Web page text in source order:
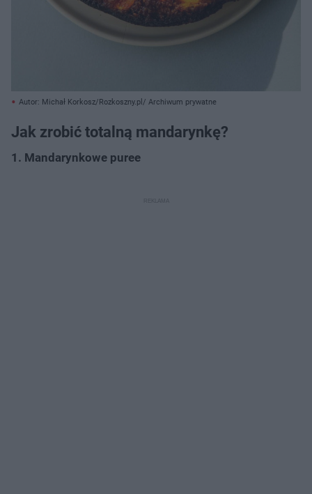
Autor: Michał Korkosz/Rozkoszny.pl/ Archiwum prywatne
Jak zrobić totalną mandarynkę?
1. Mandarynkowe puree